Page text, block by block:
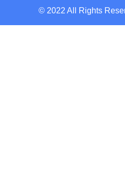
© 2022 All Rights